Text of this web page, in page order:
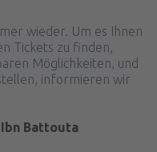
wieder. Um es Ihnen
Tickets zu finden,
Möglichkeiten, und
informieren wir
Battouta